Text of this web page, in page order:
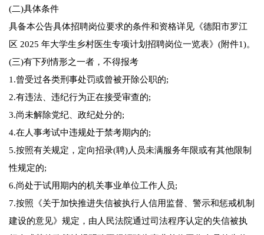
(二)具体条件
具备本公告具体招聘岗位要求的条件和资格详见《德阳市罗江
区 2025 年大学生乡村医生专项计划招聘岗位一览表》(附件1)。
(三)有下列情形之一者，不得报考
1.曾受过各类刑事处罚或曾被开除公职的;
2.有违法、违纪行为正在接受审查的;
3.尚未解除党纪、政纪处分的;
4.在人事考试中违规处于禁考期内的;
5.按照有关规定，定向招录(聘)人员未满服务年限或有其他限制
性规定的;
6.尚处于试用期内的机关事业单位工作人员;
7.按照《关于加快推进失信被执行人信用监督、警示和惩戒机制
建设的意见》规定，由人民法院通过司法程序认定的失信被执